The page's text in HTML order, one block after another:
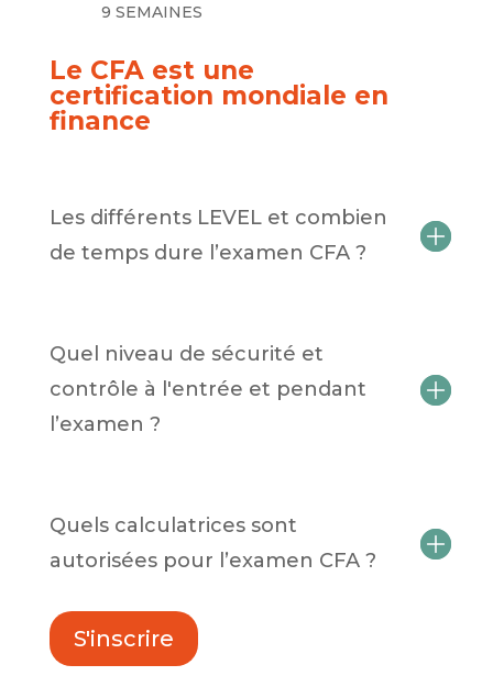
9 SEMAINES
Le CFA est une
certification mondiale en
finance
Les différents LEVEL et combien
de temps dure l’examen CFA ?
Quel niveau de sécurité et
contrôle à l'entrée et pendant
l’examen ?
Quels calculatrices sont
autorisées pour l’examen CFA ?
S'inscrire